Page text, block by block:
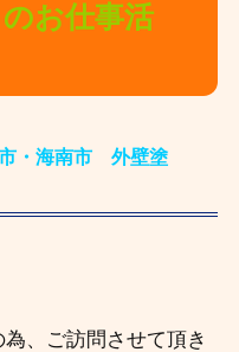
お仕事活
・海南市 外壁塗
、ご訪問させて頂き